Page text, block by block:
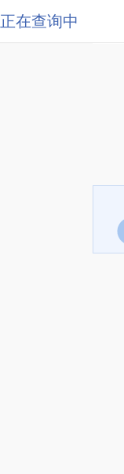
正在查询中